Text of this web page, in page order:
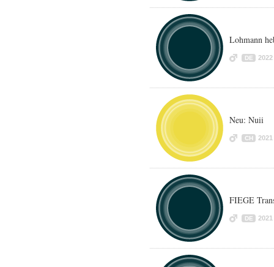
Lohmann
DE 2022
Neu: Nuii
CH 2021
FIEGE
DE 2021